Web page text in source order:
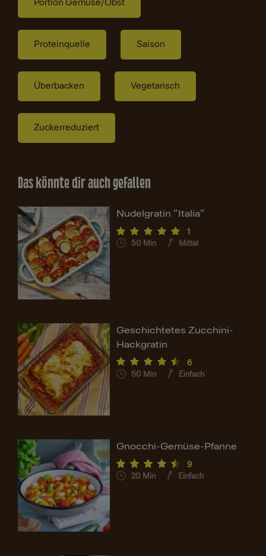
Portion Gemüse/Obst
Proteinquelle Saison
Überbacken Vegetarisch
Zuckerreduziert
Das könnte dir auch gefallen
Nudelgratin "Italia"
1
50 Min Mittel
Geschichtetes Zucchini-
Hackgratin
6
50 Min Einfach
Gnocchi-Gemüse-Pfanne
9
20 Min Einfach